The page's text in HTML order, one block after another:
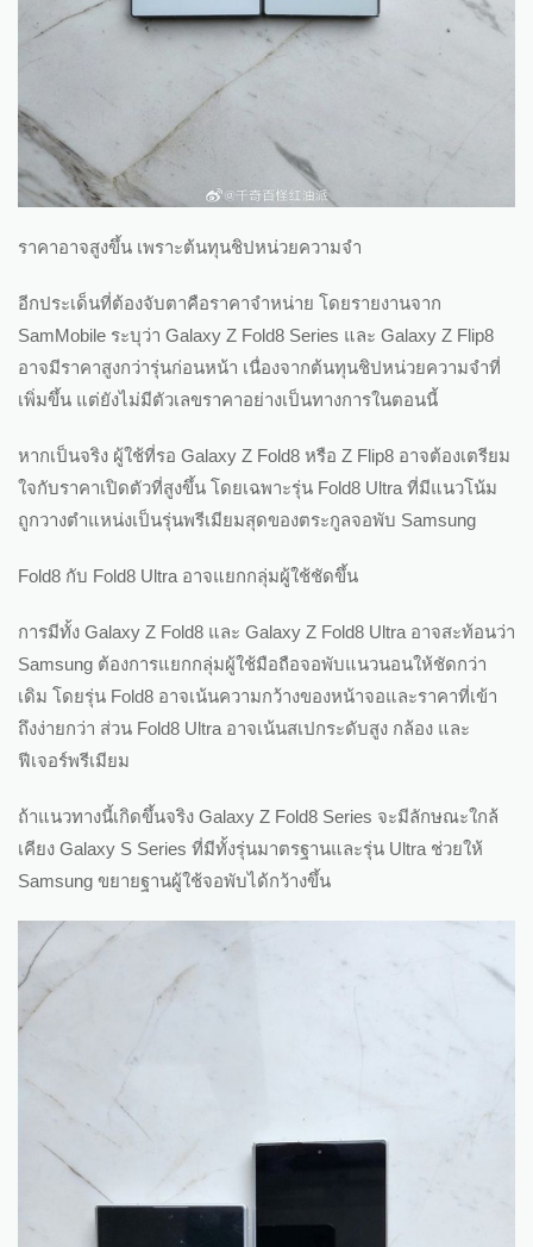
ราคาอาจสูงขึ้น เพราะต้นทุนชิปหน่วยความจำ
อีกประเด็นที่ต้องจับตาคือราคาจำหน่าย โดยรายงานจาก
SamMobile ระบุว่า Galaxy Z Fold8 Series และ Galaxy Z Flip8
อาจมีราคาสูงกว่ารุ่นก่อนหน้า เนื่องจากต้นทุนชิปหน่วยความจำที่
เพิ่มขึ้น แต่ยังไม่มีตัวเลขราคาอย่างเป็นทางการในตอนนี้
หากเป็นจริง ผู้ใช้ที่รอ Galaxy Z Fold8 หรือ Z Flip8 อาจต้องเตรียม
ใจกับราคาเปิดตัวที่สูงขึ้น โดยเฉพาะรุ่น Fold8 Ultra ที่มีแนวโน้ม
ถูกวางตำแหน่งเป็นรุ่นพรีเมียมสุดของตระกูลจอพับ Samsung
Fold8 กับ Fold8 Ultra อาจแยกกลุ่มผู้ใช้ชัดขึ้น
การมีทั้ง Galaxy Z Fold8 และ Galaxy Z Fold8 Ultra อาจสะท้อนว่า
Samsung ต้องการแยกกลุ่มผู้ใช้มือถือจอพับแนวนอนให้ชัดกว่า
เดิม โดยรุ่น Fold8 อาจเน้นความกว้างของหน้าจอและราคาที่เข้า
ถึงง่ายกว่า ส่วน Fold8 Ultra อาจเน้นสเปกระดับสูง กล้อง และ
ฟีเจอร์พรีเมียม
ถ้าแนวทางนี้เกิดขึ้นจริง Galaxy Z Fold8 Series จะมีลักษณะใกล้
เคียง Galaxy S Series ที่มีทั้งรุ่นมาตรฐานและรุ่น Ultra ช่วยให้
Samsung ขยายฐานผู้ใช้จอพับได้กว้างขึ้น